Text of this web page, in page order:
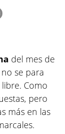
del mes de
se para
Como
pero
más en las